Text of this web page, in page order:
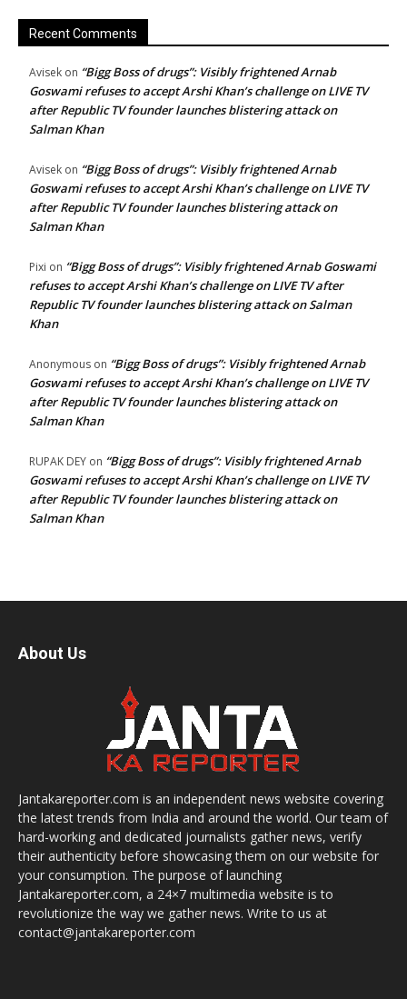
Recent Comments
Avisek on “Bigg Boss of drugs”: Visibly frightened Arnab
Goswami refuses to accept Arshi Khan’s challenge on LIVE TV
after Republic TV founder launches blistering attack on
Salman Khan
Avisek on “Bigg Boss of drugs”: Visibly frightened Arnab
Goswami refuses to accept Arshi Khan’s challenge on LIVE TV
after Republic TV founder launches blistering attack on
Salman Khan
Pixi on “Bigg Boss of drugs”: Visibly frightened Arnab Goswami
refuses to accept Arshi Khan’s challenge on LIVE TV after
Republic TV founder launches blistering attack on Salman
Khan
Anonymous on “Bigg Boss of drugs”: Visibly frightened Arnab
Goswami refuses to accept Arshi Khan’s challenge on LIVE TV
after Republic TV founder launches blistering attack on
Salman Khan
RUPAK DEY on “Bigg Boss of drugs”: Visibly frightened Arnab
Goswami refuses to accept Arshi Khan’s challenge on LIVE TV
after Republic TV founder launches blistering attack on
Salman Khan
About Us
Jantakareporter.com is an independent news website covering
the latest trends from India and around the world. Our team of
hard-working and dedicated journalists gather news, verify
their authenticity before showcasing them on our website for
your consumption. The purpose of launching
Jantakareporter.com, a 24×7 multimedia website is to
revolutionize the way we gather news. Write to us at
contact@jantakareporter.com